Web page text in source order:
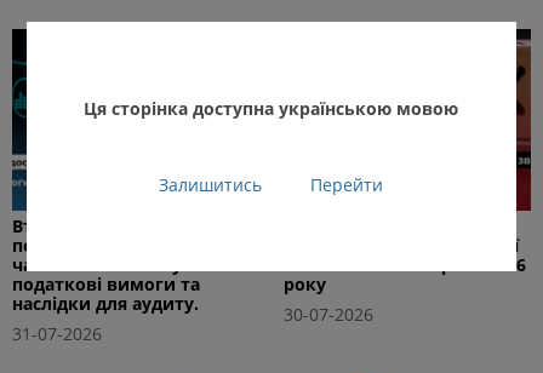
Втрата або недоступність
первинних документів під
час воєнного стану:
податкові вимоги та
наслідки для аудиту.
31-07-2026
строк подання податкової
звітності за II квартал 2026
року
30-07-2026
Ця сторінка доступна українською мовою
Залишитись Перейти